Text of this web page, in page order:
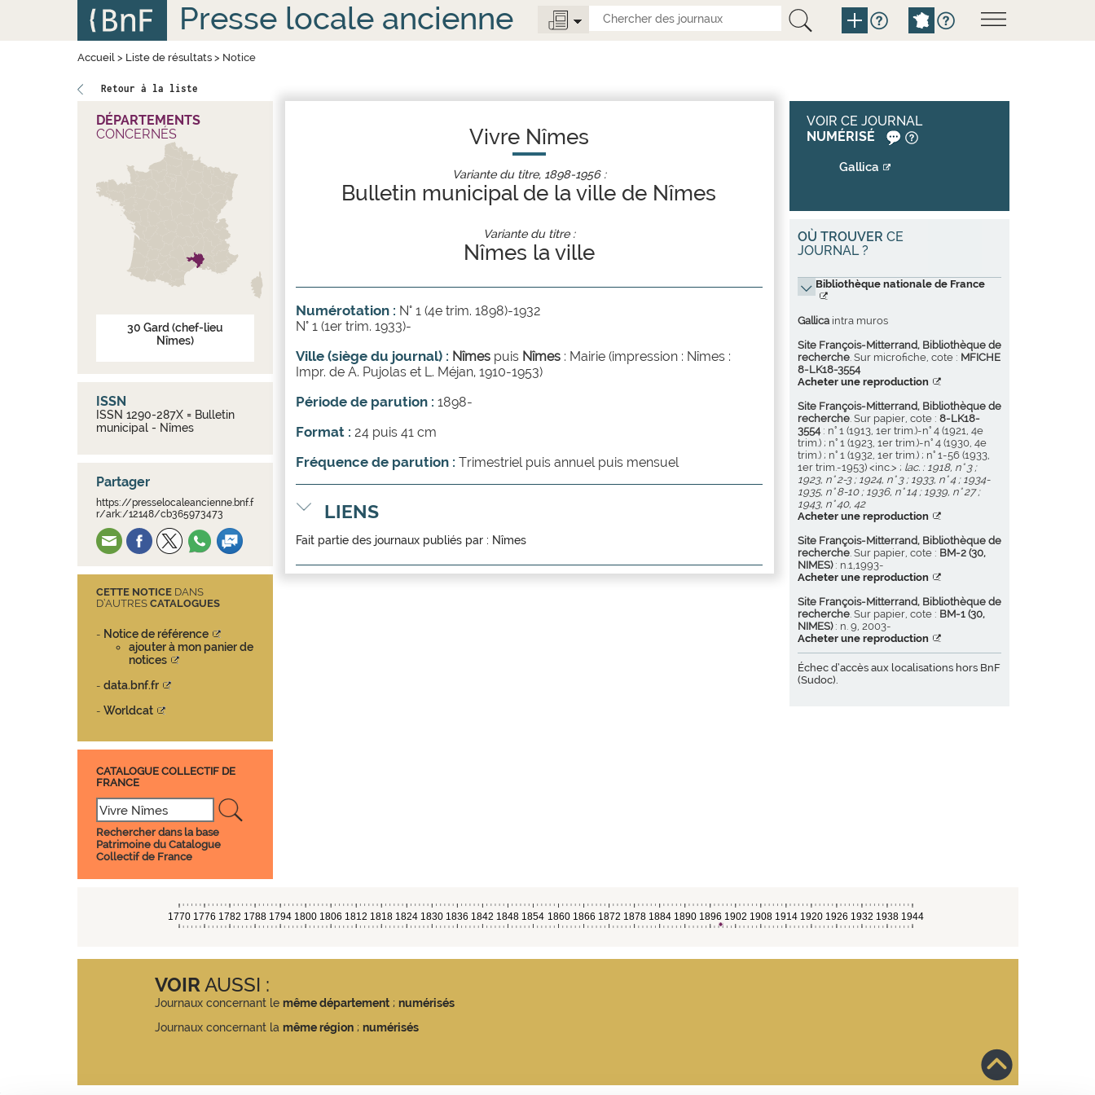
Presse locale ancienne
Accueil> Liste de résultats> Notice
Retour à la liste
DÉPARTEMENTS
CONCERNÉS
30 Gard(chef-lieu
Nîmes)
ISSN
ISSN 1290-287X = Bulletin
municipal - Nîmes
Partager
https://presselocaleancienne.bnf.f
r/ark:/12148/cb365973473
CETTE NOTICEDANS
D’AUTRES CATALOGUES
- Notice de référence
ajouter à mon panier de
notices
- data.bnf.fr
- Worldcat
CATALOGUE COLLECTIF DE
FRANCE
Rechercher dans la base
Patrimoine du Catalogue
Collectif de France
Vivre Nîmes
Variante du titre, 1898-1956 :
Bulletin municipal de la ville de Nîmes
Variante du titre :
Nîmes la ville
Numérotation : N° 1 (4e trim. 1898)-1932
N° 1 (1er trim. 1933)-
Ville (siège du journal) : Nîmespuis Nîmes: Mairie (impression : Nîmes :
Impr. de A. Pujolas et L. Méjan, 1910-1953)
Période de parution : 1898-
Format : 24 puis 41 cm
Fréquence de parution : Trimestriel puis annuel puis mensuel
LIENS
Fait partie des journaux publiés par : Nîmes
VOIR CE JOURNAL
NUMÉRISÉ
Gallica
OÙ TROUVER CE
JOURNAL ?
Bibliothèque nationale de France
Gallicaintra muros
Site François-Mitterrand, Bibliothèque de
recherche. Sur microfiche, cote : MFICHE
8-LK18-3554
Acheter une reproduction
Site François-Mitterrand, Bibliothèque de
recherche. Sur papier, cote : 8-LK18-
3554: n° 1 (1913, 1er trim.)-n° 4 (1921, 4e
trim.) ; n° 1 (1923, 1er trim.)-n° 4 (1930, 4e
trim.) ; n° 1 (1932, 1er trim.) ; n° 1-56 (1933,
1er trim.-1953) <inc.> ; lac. : 1918, n° 3 ;
1923, n° 2-3 ; 1924, n° 3 ; 1933, n° 4 ; 1934-
1935, n° 8-10 ; 1936, n° 14 ; 1939, n° 27 ;
1943, n° 40, 42
Acheter une reproduction
Site François-Mitterrand, Bibliothèque de
recherche. Sur papier, cote : BM-2 (30,
NIMES): n.1,1993-
Acheter une reproduction
Site François-Mitterrand, Bibliothèque de
recherche. Sur papier, cote : BM-1 (30,
NIMES): n. 9, 2003-
Acheter une reproduction
Échec d’accès aux localisations hors BnF
(Sudoc).
VOIRAUSSI :
Journaux concernant le même département; numérisés
Journaux concernant la même région; numérisés
Panneau de gestion des cookies